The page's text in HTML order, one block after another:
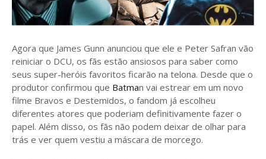
Agora que James Gunn anunciou que ele e Peter Safran vão
reiniciar o DCU, os fãs estão ansiosos para saber como
seus super-heróis favoritos ficarão na telona. Desde que o
produtor confirmou que Batman vai estrear em um novo
filme Bravos e Destemidos, o fandom já escolheu
diferentes atores que poderiam definitivamente fazer o
papel. Além disso, os fãs não podem deixar de olhar para
trás e ver quem vestiu a máscara de morcego.